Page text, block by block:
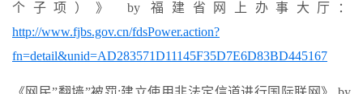
个子项）》 by 福建省网上办事大厅：
http://www.fjbs.gov.cn/fdsPower.action?
fn=detail&unid=AD283571D11145F35D7E6D83BD445167